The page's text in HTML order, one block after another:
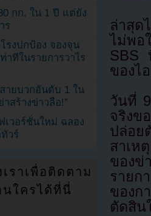
ล่าสุด
ไม่พอ
SBS
ของไ
วันที่
จริงข
ปล่อย
สาเห
ของ
รายก
ของก
ตัดสิน
กก. ใน 1 ปี แต่ยัง
ร
รงปกป้อง จองจุน
าทีในรายการวาไร
ายบวกอันดับ 1 ใน
สร้างข่าวลือ!”
เวอร์ชั่นใหม่ ฉลอง
วร์
ราเพื่อติดตาม
นใครได้ที่นี่